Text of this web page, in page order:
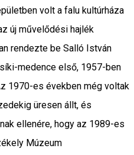
volt a falu kultúrháza
új művelődési hajlék
rendezte be Salló István
medence első, 1957-ben
1970-es években még voltak
üresen állt, és
ellenére, hogy az 1989-es
Múzeum